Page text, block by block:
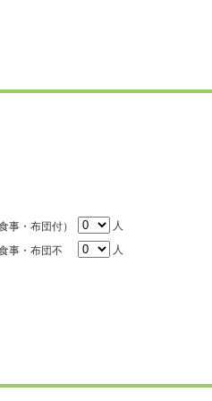
事・布団付）
人
事・布団不
人